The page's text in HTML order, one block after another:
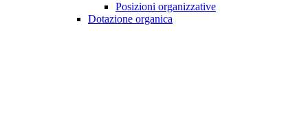
Posizioni organizzative
Dotazione organica